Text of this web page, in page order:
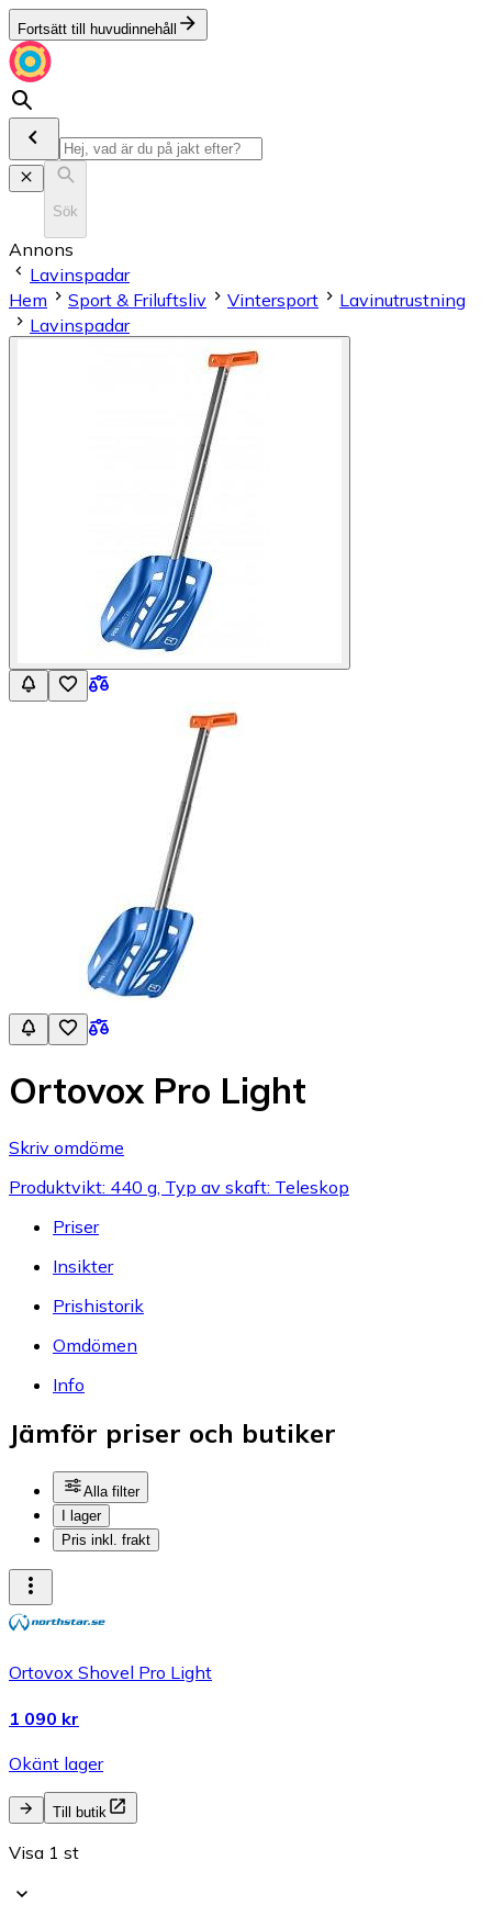
Fortsätt till huvudinnehåll
Sök
Annons
Lavinspadar
Hem
Sport & Friluftsliv Vintersport
Lavinutrustning
Lavinspadar
Ortovox Pro Light
Skriv omdöme
Produktvikt: 440 g, Typ av skaft: Teleskop
Priser
Insikter
Prishistorik
Omdömen
Info
Jämför priser och butiker
Alla filter
I lager
Pris inkl. frakt
Ortovox Shovel Pro Light
1 090 kr
Okänt lager
Till butik
Visa 1 st